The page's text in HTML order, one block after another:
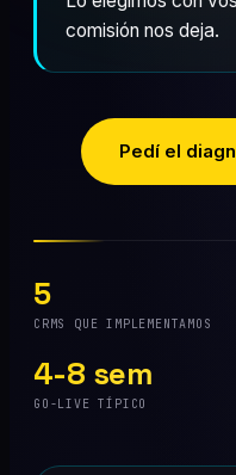
comisión nos deja.
Pedí el
5
CRMS QUE IMPLEMENTAMOS
4-8 sem
GO-LIVE TÍPICO